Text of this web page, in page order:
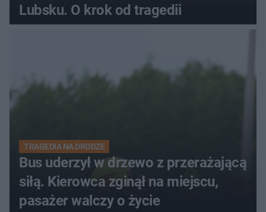
Lubsku. O krok od tragedii
TRAGEDIA NA DRODZE
Bus uderzył w drzewo z przerażającą
siłą. Kierowca zginął na miejscu,
pasażer walczy o życie